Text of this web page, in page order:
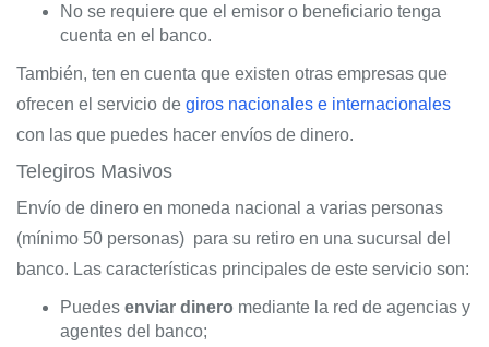
No se requiere que el emisor o beneficiario tenga
cuenta en el banco.
También, ten en cuenta que existen otras empresas que
ofrecen el servicio de giros nacionales e internacionales
con las que puedes hacer envíos de dinero.
Telegiros Masivos
Envío de dinero en moneda nacional a varias personas
(mínimo 50 personas) para su retiro en una sucursal del
banco. Las características principales de este servicio son:
Puedes enviar dinero mediante la red de agencias y
agentes del banco;